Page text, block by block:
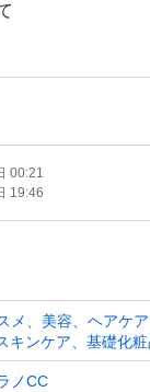
ミニで発送します
ミニ封筒に商品
00:21
19:46
メ、美容、ヘアケア
キンケア、基礎化粧
ノCC